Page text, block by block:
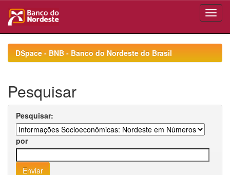
navigationDSpace - BNB - Banco do Nordeste do Brasil
Pesquisar
Pesquisar:
por